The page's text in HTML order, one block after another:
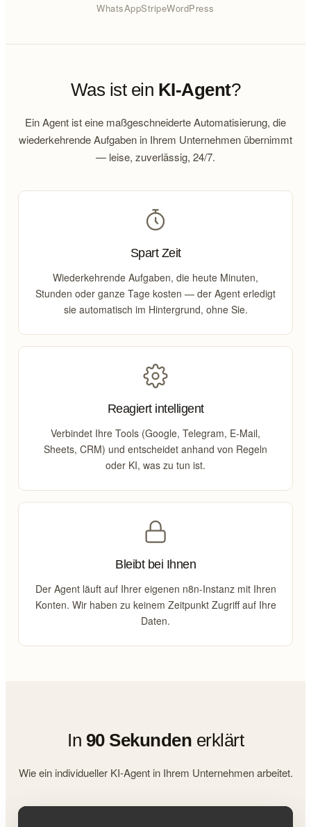
WhatsAppStripeWordPress
Was ist ein KI-Agent?
Ein Agent ist eine maßgeschneiderte Automatisierung, die
wiederkehrende Aufgaben in Ihrem Unternehmen übernimmt
— leise, zuverlässig, 24/7.
Spart Zeit
Wiederkehrende Aufgaben, die heute Minuten,
Stunden oder ganze Tage kosten — der Agent erledigt
sie automatisch im Hintergrund, ohne Sie.
Reagiert intelligent
Verbindet Ihre Tools (Google, Telegram, E-Mail,
Sheets, CRM) und entscheidet anhand von Regeln
oder KI, was zu tun ist.
Bleibt bei Ihnen
Der Agent läuft auf Ihrer eigenen n8n-Instanz mit Ihren
Konten. Wir haben zu keinem Zeitpunkt Zugriff auf Ihre
Daten.
In 90 Sekunden erklärt
Wie ein individueller KI-Agent in Ihrem Unternehmen arbeitet.